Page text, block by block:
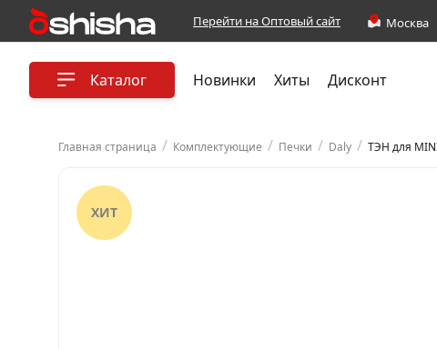
Перейти на Оптовый сайт
Каталог Новинки Хиты Дисконт
Главная страница / Комплектующие / Печки / Daly / ТЭН для
ХИТ